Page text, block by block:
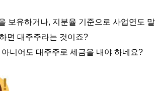
보유하거나, 지분율 기준으로 사업연도
면 대주주라는 것이죠?
아니어도 대주주로 세금을 내야 하네요?